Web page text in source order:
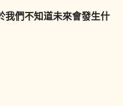
我們不知道未來會發生什